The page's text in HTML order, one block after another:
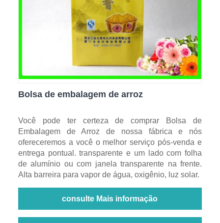
Bolsa de embalagem de arroz
Você pode ter certeza de comprar Bolsa de
Embalagem de Arroz de nossa fábrica e nós
ofereceremos a você o melhor serviço pós-venda e
entrega pontual. transparente e um lado com folha
de alumínio ou com janela transparente na frente.
Alta barreira para vapor de água, oxigênio, luz solar.
consulte Mais informação